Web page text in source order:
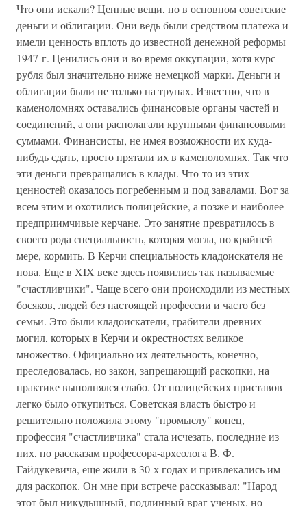
Что они искали? Ценные вещи, но в основном советские
деньги и облигации. Они ведь были средством платежа и
имели ценность вплоть до известной денежной реформы
1947 г. Ценились они и во время оккупации, хотя курс
рубля был значительно ниже немецкой марки. Деньги и
облигации были не только на трупах. Известно, что в
каменоломнях оставались финансовые органы частей и
соединений, а они располагали крупными финансовыми
суммами. Финансисты, не имея возможности их куда-
нибудь сдать, просто прятали их в каменоломнях. Так что
эти деньги превращались в клады. Что-то из этих
ценностей оказалось погребенным и под завалами. Вот за
всем этим и охотились полицейские, а позже и наиболее
предприимчивые керчане. Это занятие превратилось в
своего рода специальность, которая могла, по крайней
мере, кормить. В Керчи специальность кладоискателя не
нова. Еще в XIX веке здесь появились так называемые
"счастливчики". Чаще всего они происходили из местных
босяков, людей без настоящей профессии и часто без
семьи. Это были кладоискатели, грабители древних
могил, которых в Керчи и окрестностях великое
множество. Официально их деятельность, конечно,
преследовалась, но закон, запрещающий раскопки, на
практике выполнялся слабо. От полицейских приставов
легко было откупиться. Советская власть быстро и
решительно положила этому "промыслу" конец,
профессия "счастливчика" стала исчезать, последние из
них, по рассказам профессора-археолога В. Ф.
Гайдукевича, еще жили в 30-х годах и привлекались им
для раскопок. Он мне при встрече рассказывал: "Народ
этот был никудышный, подлинный враг ученых, но